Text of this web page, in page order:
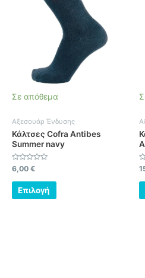
Σε απόθεμα
Αξεσουάρ Ένδυσης
Κάλτσες Cofra Antibes
Summer navy
Βαθμολογήθηκε
με
0
από
6,00 €
Επιλογή
έχει
πολλαπλές
παραλλαγές.
Οι
επιλογές
μπορούν
στη
σελίδα
του
με
0